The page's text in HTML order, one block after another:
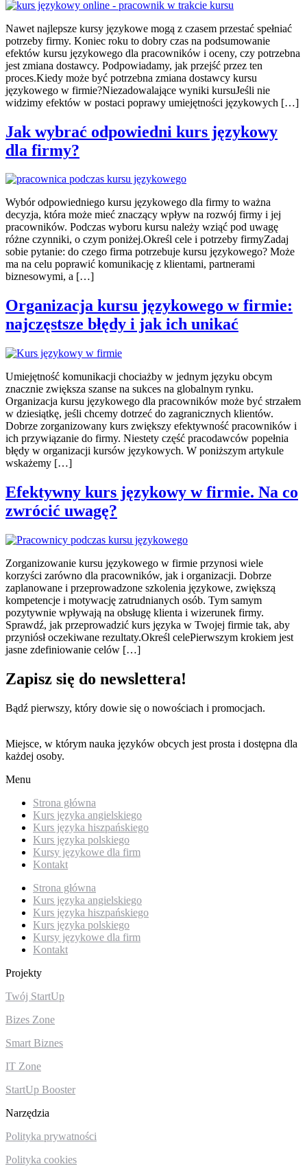
Nawet najlepsze kursy językowe mogą z czasem przestać spełniać
potrzeby firmy. Koniec roku to dobry czas na podsumowanie
efektów kursu językowego dla pracowników i oceny, czy potrzebna
jest zmiana dostawcy. Podpowiadamy, jak przejść przez ten
proces.Kiedy może być potrzebna zmiana dostawcy kursu
językowego w firmie?Niezadowalające wyniki kursuJeśli nie
widzimy efektów w postaci poprawy umiejętności językowych […]
Jak wybrać odpowiedni kurs językowy
dla firmy?
Wybór odpowiedniego kursu językowego dla firmy to ważna
decyzja, która może mieć znaczący wpływ na rozwój firmy i jej
pracowników. Podczas wyboru kursu należy wziąć pod uwagę
różne czynniki, o czym poniżej.Określ cele i potrzeby firmyZadaj
sobie pytanie: do czego firma potrzebuje kursu językowego? Może
ma na celu poprawić komunikację z klientami, partnerami
biznesowymi, a […]
Organizacja kursu językowego w firmie:
najczęstsze błędy i jak ich unikać
Umiejętność komunikacji chociażby w jednym języku obcym
znacznie zwiększa szanse na sukces na globalnym rynku.
Organizacja kursu językowego dla pracowników może być strzałem
w dziesiątkę, jeśli chcemy dotrzeć do zagranicznych klientów.
Dobrze zorganizowany kurs zwiększy efektywność pracowników i
ich przywiązanie do firmy. Niestety część pracodawców popełnia
błędy w organizacji kursów językowych. W poniższym artykule
wskażemy […]
Efektywny kurs językowy w firmie. Na co
zwrócić uwagę?
Zorganizowanie kursu językowego w firmie przynosi wiele
korzyści zarówno dla pracowników, jak i organizacji. Dobrze
zaplanowane i przeprowadzone szkolenia językowe, zwiększą
kompetencje i motywację zatrudnianych osób. Tym samym
pozytywnie wpływają na obsługę klienta i wizerunek firmy.
Sprawdź, jak przeprowadzić kurs języka w Twojej firmie tak, aby
przyniósł oczekiwane rezultaty.Określ celePierwszym krokiem jest
jasne zdefiniowanie celów […]
Zapisz się do newslettera!
Bądź pierwszy, który dowie się o nowościach i promocjach.
Miejsce, w którym nauka języków obcych jest prosta i dostępna dla
każdej osoby.
Menu
Strona główna
Kurs języka angielskiego
Kurs języka hiszpańskiego
Kurs języka polskiego
Kursy językowe dla firm
Kontakt
Strona główna
Kurs języka angielskiego
Kurs języka hiszpańskiego
Kurs języka polskiego
Kursy językowe dla firm
Kontakt
Projekty
Twój StartUp
Bizes Zone
Smart Biznes
IT Zone
StartUp Booster
Narzędzia
Polityka prywatności
Polityka cookies